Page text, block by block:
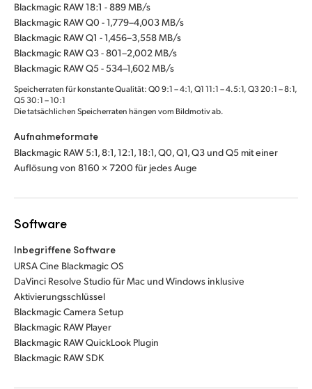
Blackmagic RAW 18:1 - 889 MB/s
Blackmagic RAW Q0 - 1,779–4,003 MB/s
Blackmagic RAW Q1 - 1,456–3,558 MB/s
Blackmagic RAW Q3 - 801–2,002 MB/s
Blackmagic RAW Q5 - 534–1,602 MB/s
Speicherraten für konstante Qualität: Q0 9:1 – 4:1, Q1 11:1 – 4.5:1, Q3 20:1 – 8:1,
Q5 30:1 – 10:1
Die tatsächlichen Speicherraten hängen vom Bildmotiv ab.
Aufnahmeformate
Blackmagic RAW 5:1, 8:1, 12:1, 18:1, Q0, Q1, Q3 und Q5 mit einer
Auflösung von 8160 × 7200 für jedes Auge
Software
Inbegriffene Software
URSA Cine Blackmagic OS
DaVinci Resolve Studio für Mac und Windows inklusive
Aktivierungsschlüssel
Blackmagic Camera Setup
Blackmagic RAW Player
Blackmagic RAW QuickLook Plugin
Blackmagic RAW SDK